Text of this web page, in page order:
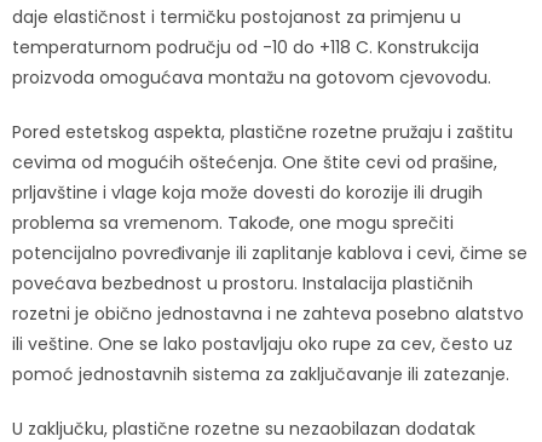
daje elastičnost i termičku postojanost za primjenu u
temperaturnom području od -10 do +118 C. Konstrukcija
proizvoda omogućava montažu na gotovom cjevovodu.
Pored estetskog aspekta, plastične rozetne pružaju i zaštitu
cevima od mogućih oštećenja. One štite cevi od prašine,
prljavštine i vlage koja može dovesti do korozije ili drugih
problema sa vremenom. Takođe, one mogu sprečiti
potencijalno povređivanje ili zaplitanje kablova i cevi, čime se
povećava bezbednost u prostoru. Instalacija plastičnih
rozetni je obično jednostavna i ne zahteva posebno alatstvo
ili veštine. One se lako postavljaju oko rupe za cev, često uz
pomoć jednostavnih sistema za zaključavanje ili zatezanje.
U zaključku, plastične rozetne su nezaobilazan dodatak